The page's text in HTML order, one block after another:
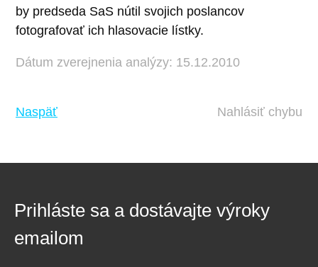
by predseda SaS nútil svojich poslancov
fotografovať ich hlasovacie lístky.
Dátum zverejnenia analýzy: 15.12.2010
Naspäť Nahlásiť chybu
Prihláste sa a dostávajte výroky
emailom